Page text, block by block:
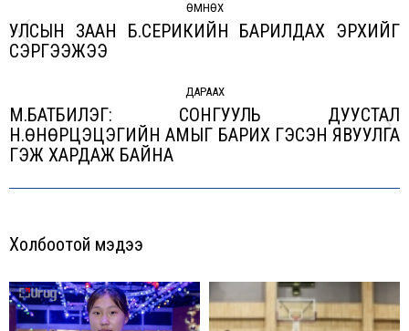
ӨМНӨХ
Previous
УЛСЫН ЗААН Б.СЕРИКИЙН БАРИЛДАХ ЭРХИЙГ
СЭРГЭЭЖЭЭ
ДАРААХ
Next
М.БАТБИЛЭГ: СОНГУУЛЬ ДУУСТАЛ
Н.ӨНӨРЦЭЦЭГИЙН АМЫГ БАРИХ ГЭСЭН ЯВУУЛГА
ГЭЖ ХАРДАЖ БАЙНА
Холбоотой мэдээ